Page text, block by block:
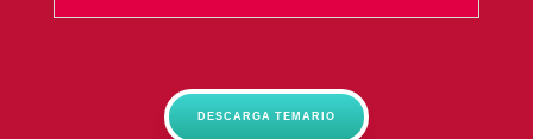
DESCARGA TEMARIO